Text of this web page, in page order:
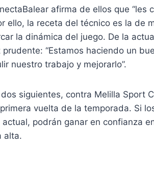
afirma de ellos que “les
ello, la receta del técnico es la de
la dinámica del juego. De la
“Estamos haciendo un
nuestro trabajo y mejorarlo”.
siguientes, contra Melilla Sport
vuelta de la temporada. Si
podrán ganar en confianza
alta.